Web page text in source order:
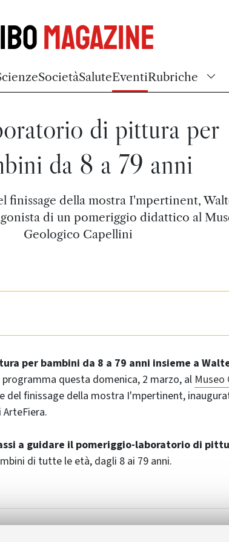
Magazine
SocietàSaluteEventiRubriche
di pittura per
da 8 a 79 anni
finissage della mostra I'mpertinent,
di un pomeriggio didattico al
Geologico Capellini
per bambini da 8 a 79 anni insieme a
questa domenica, 2 marzo, al Museo
del finissage della mostra I'mpertinent,
a guidare il pomeriggio-laboratorio di
di tutte le età, dagli 8 ai 79 anni.